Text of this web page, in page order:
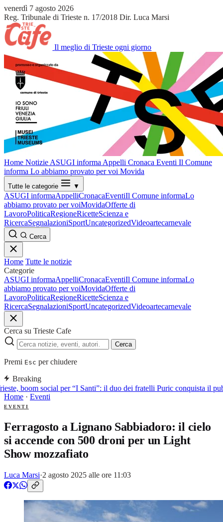
venerdì 7 agosto 2026
Reg. Tribunale di Trieste n. 17/2018 Dir. Luca Marsi
Il meglio di Trieste ogni giorno
Home Notizie ASUGI informa Appelli Cronaca Eventi Il Comune
informa Lo abbiamo provato per voi Movida
Tutte le categorie ▼
ASUGI informaAppelliCronacaEventiIl Comune informaLo
abbiamo provato per voiMovidaOfferte di
LavoroPoliticaRegioneRicetteScienza e
RicercaSegnalazioniSportUncategorizedVideoartecarnevale
Cerca
Home Tutte le notizie
Categorie
ASUGI informaAppelliCronacaEventiIl Comune informaLo
abbiamo provato per voiMovidaOfferte di
LavoroPoliticaRegioneRicetteScienza e
RicercaSegnalazioniSportUncategorizedVideoartecarnevale
Cerca su Trieste Cafe
Cerca
Premi Esc per chiudere
Breaking
boom social per “I Santi”: il duo dei fratelli Puric conquista il
Home · Eventi
EVENTI
Ferragosto a Lignano Sabbiadoro: il cielo
si accende con 500 droni per un Light
Show mozzafiato
Luca Marsi·2 agosto 2025 alle ore 11:03